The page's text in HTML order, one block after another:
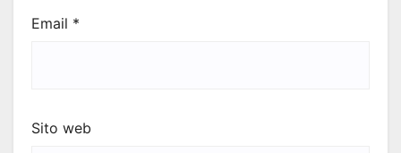
Email *
Sito web